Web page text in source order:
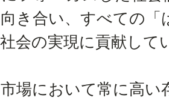
き合い、すべての
会の実現に貢献して
場において常に高い